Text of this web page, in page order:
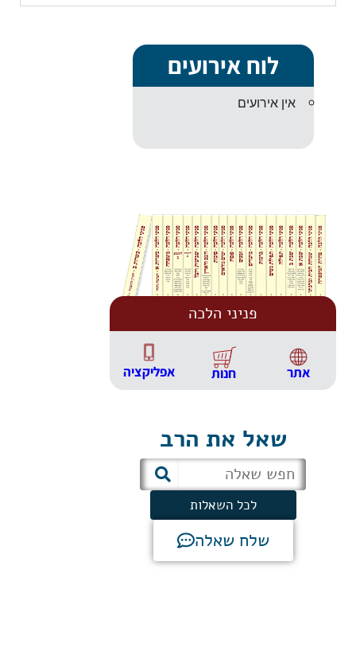
לוח אירועים
אין אירועים
פניני הלכה
אתר חנות אפליקציה
שאל את הרב
לכל השאלות
שלח שאלה